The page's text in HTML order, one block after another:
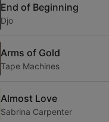
End of Beginning
Djo
Arms of Gold
Tape Machines
Almost Love
Sabrina Carpenter